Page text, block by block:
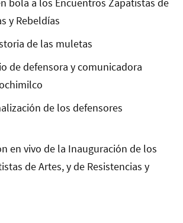
y Rebeldías
de las muletas
de defensora y comunicadora
de los defensores
en vivo de la Inauguración de los
de Artes, y de Resistencias y